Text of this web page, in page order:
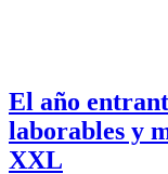
El año
laborables y
XXL